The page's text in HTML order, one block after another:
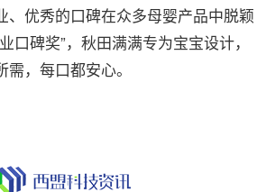
、优秀的口碑在众多母婴产品中脱颖
口碑奖”，秋田满满专为宝宝设计，
，每口都安心。